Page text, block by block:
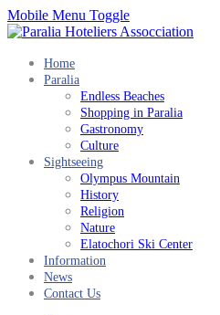
Mobile Menu Toggle
Home
Paralia
Endless Beaches
Shopping in Paralia
Gastronomy
Culture
Sightseeing
Olympus Mountain
History
Religion
Nature
Elatochori Ski Center
Information
News
Contact Us